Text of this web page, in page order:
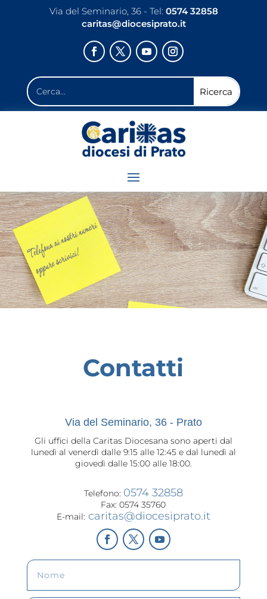
Via del Seminario, 36 - Tel: 0574 32858
caritas@diocesiprato.it
Contatti
Via del Seminario, 36 - Prato
Gli uffici della Caritas Diocesana sono aperti dal
lunedì al venerdì dalle 9:15 alle 12:45 e dal lunedì al
giovedì dalle 15:00 alle 18:00.
Telefono: 0574 32858
Fax: 0574 35760
E-mail: caritas@diocesiprato.it